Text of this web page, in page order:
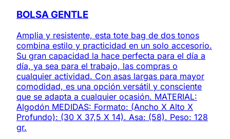
BOLSA GENTLE
Amplia y resistente, esta tote bag de dos tonos
combina estilo y practicidad en un solo accesorio.
Su gran capacidad la hace perfecta para el día a
día, ya sea para el trabajo, las compras o
cualquier actividad. Con asas largas para mayor
comodidad, es una opción versátil y consciente
que se adapta a cualquier ocasión. MATERIAL:
Algodón MEDIDAS: Formato: (Ancho X Alto X
Profundo): (30 X 37,5 X 14). Asa: (58). Peso: 128
gr.